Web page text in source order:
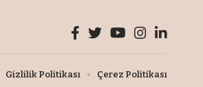
Gizlilik Politikası Çerez Politikası